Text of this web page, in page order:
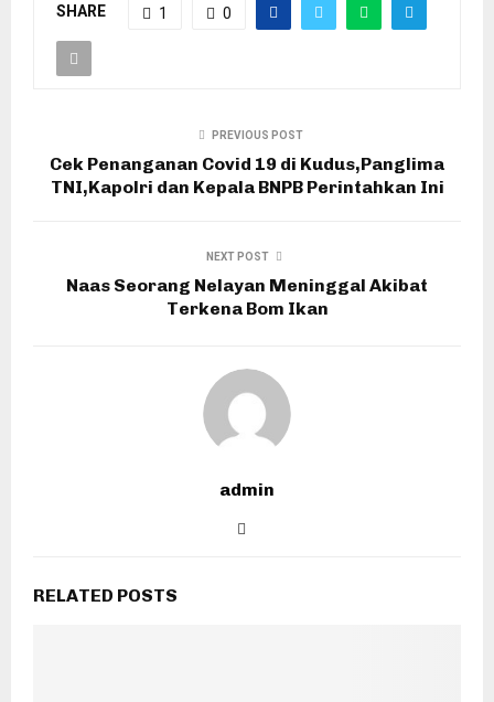
SHARE 1 0
PREVIOUS POST
Cek Penanganan Covid 19 di Kudus,Panglima
TNI,Kapolri dan Kepala BNPB Perintahkan Ini
NEXT POST
Naas Seorang Nelayan Meninggal Akibat
Terkena Bom Ikan
admin
RELATED POSTS